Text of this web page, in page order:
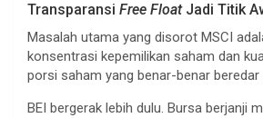
Transparansi Free FloatJadi Titik
Masalah utama yang disorot MSCI
konsentrasi kepemilikan saham dan
porsi saham yang benar-benar beredar
BEI bergerak lebih dulu. Bursa berjanji